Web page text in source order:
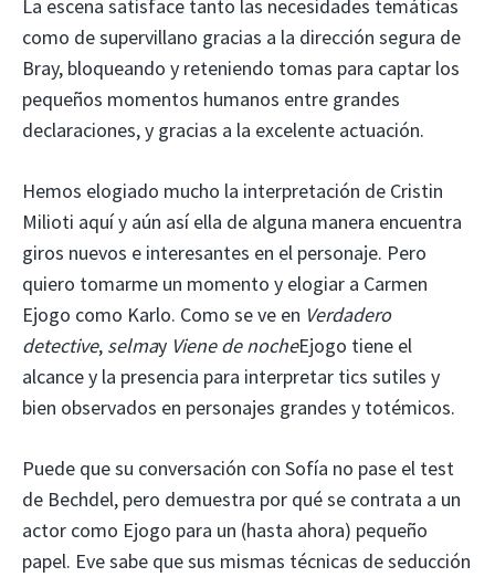
La escena satisface tanto las necesidades temáticas
como de supervillano gracias a la dirección segura de
Bray, bloqueando y reteniendo tomas para captar los
pequeños momentos humanos entre grandes
declaraciones, y gracias a la excelente actuación.
Hemos elogiado mucho la interpretación de Cristin
Milioti aquí y aún así ella de alguna manera encuentra
giros nuevos e interesantes en el personaje. Pero
quiero tomarme un momento y elogiar a Carmen
Ejogo como Karlo. Como se ve en Verdadero
detective, selmay Viene de nocheEjogo tiene el
alcance y la presencia para interpretar tics sutiles y
bien observados en personajes grandes y totémicos.
Puede que su conversación con Sofía no pase el test
de Bechdel, pero demuestra por qué se contrata a un
actor como Ejogo para un (hasta ahora) pequeño
papel. Eve sabe que sus mismas técnicas de seducción